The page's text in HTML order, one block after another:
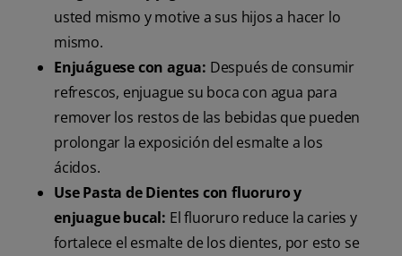
usted mismo y motive a sus hijos a hacer lo
mismo.
Enjuáguese con agua: Después de consumir
refrescos, enjuague su boca con agua para
remover los restos de las bebidas que pueden
prolongar la exposición del esmalte a los
ácidos.
Use Pasta de Dientes con fluoruro y
enjuague bucal: El fluoruro reduce la caries y
fortalece el esmalte de los dientes, por esto se